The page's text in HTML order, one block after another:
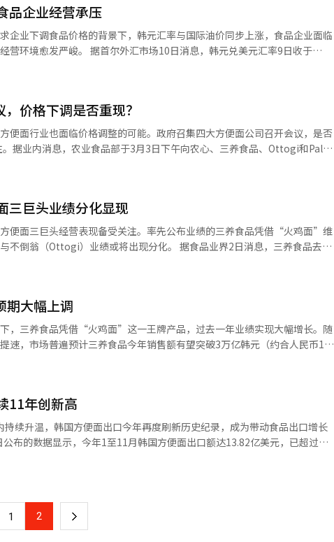
较小，主要依托线下渠道铺货。2016年下半年产品在海外走红后，中国消
东、天猫等主流电商平台。进入初期，公司着力深耕线上市场，借助微博、
，并面向年轻消费群体开展“Go to School”校园推广活动，通过试吃、竞
措推动中国市场销售额快速增长，2017年出口额较前一年实现翻倍。自
线下分销网络，此后中国市场在公司出口中的占比长期维持在40%至
持续向二三线城市拓展，同步借助零食渠道、电商平台等多元渠道扩大市场
在浙江嘉兴建设首个海外生产基地，总投资2072亿韩元（约合人民币9.4亿
向中国本土市场供应。 产品层面，火鸡面以韩式风味为核
异化竞争，逐步树立起高端方便面品牌形象。与此同时，公司持续推进产品
多元口味，并拓展火鸡辣酱、伽酱乐、MEP、Tangle等多个品牌线。近
达到29.3亿元。三养食品方面表示，受宏观环境变化及公司全球业务结构
的占比已由50%回落至30%，但中国依然是公司最重要的海外市场之一，对
续改善，韩国食品
升。未来，除火鸡面外，公司旗下其他品牌在华的增长潜力同样值得期待。
的重要时刻。※ 本报道经人工智能（AI）系统翻译与编辑。
，增加了产品重量以满足消费者需求，并通过社交媒体扩大品牌影响力。
味”加速市场扩张。去年推出的맵탱品牌已在市场站稳脚跟，今年有望在竞
场的重视源于其快速增长。根据韩国农水产食品流通公社的数据，国内拌面
2023年的约1800亿韩元。业内人士表示：“随着汤面市场进入成熟阶段，
差异化和营销竞争将更加激烈。”※ 本报道经人工智能（AI）系统翻译与编
品企业经营承压
企业下调食品价格的背景下，韩元汇率与国际油价同步上涨，食品企业面临
日消息，韩元兑美元汇率9日收于
，盘中一度触及1499.2韩元，逼近1500韩元关口，为2009年全球金融危机
加重企业成本负担。受近期中东
元。燃料价格上升不仅推高海运运输费用，也增加了工厂冷冻、冷藏等设备
的包装材料价格上涨。业内普遍认为，当汇率与油价同时走高时，食品企业
倒翁、八道等主要方便面企业举行座谈会，讨论食品价格走势及行业经营情
原料可能存在的价格串通行为。随后，制粉和制糖企业相继下调供货价格。
原料的商品价格维持不变，消费者将难以享受到原材料降价带来的好处，企
对食品企业进一步强化降价压力。 在政策信号影响下，烘焙行
乐之日近期相继宣布下调部分面包及蛋糕价格，其中部分蛋糕产品单款降价
普遍认为，这是企业对政府稳定物价政策的回应。 此外，韩国公平
来的整体成本压力影响，相关企业态度仍较为谨慎。 一位大型食品企
量波动较大，仅依据部分原材料价格下降就下调产品价格并不现实。另一家
已形成“降价或至少保持价格稳定”的政策氛围，但在成本压力依然较高的
价格下调是否重现？
便面行业也面临价格调整的可能。政府召集四大方便面公司召开会议，是否
据业内消息，农业食品部于3月3日下午向农心、三养食品、Ottogi和Paldo
下午在首尔站附近举行，农业食品部的食品科技政策负责人将出席。这是面
降价计划。相反，农心和三养食品则没有降价计划，理由是除了面粉，人工
2023年7月降价以来，价格一直未上涨，人工和电费仍然高企，因此没有降
粉，原材料价格波动、国际油价和汇率等因素也需考虑。农心生产的方便面
导致利润下降，2023年7月降价时，农心的营业利润率从5-6%降至3%。去
恢复到之前水平。食品行业部分人士认为，这次会议可能会改变局面。政
到国际面粉价格下降后，方便面价格需要下调，行业迅速响应。农心将辛拉
均降价5.0%，三养食品将12种产品平均降价4.7%。食品行业人士表示，
很难不跟随。此外，农业食品部在与四大方便面公司会议前，于3月4日下午
等主要食用油企业举行了物价稳定会议。农业食品部表示，正在与企业沟
别管理工作组。※ 本报道经人工智能（AI）系统翻译与编辑。
三巨头业绩分化显现
便面三巨头经营表现备受关注。率先公布业绩的三养食品凭借“火鸡面”维
绩或将出现分化。 据食品业界2日消息，三养食品去年
13.7亿元），达2.3518万亿韩元，营业利润为5239亿韩元，分别同比增长
事业报
主要源于销售额与利润出现大幅变动。按照相关规定，若销售额或损益结构
需在股东大会召开6周前公布业绩。在此背景下，市场普遍认为，尚未公布
额预计为3.5207万亿韩元，营
和16.2%。为强化海外布局，农心去年邀请女团aespa担任“辛拉面”全
市场预计去年销售额为3.6855万亿韩元，同比增长4.2%，但营业利润仅约
尽管公司通过向仁川国际机场供应方便面、邀请防弹少年团（BTS）成员金
及促销费用增加，盈利能力仍不理想。 业内人士指出，当前业绩
同。随着韩国方便面加速进军海外市场，今年业绩也将取决于各公司在全球
期大幅上调
，三养食品凭借“火鸡面”这一王牌产品，过去一年业绩实现大幅增长。随
速，市场普遍预计三养食品今年销售额有望突破3万亿韩元（约合人民币145
月韩国方便面出口额达13.82亿美元，同比增长21.4%。业内普遍认为，三
，达到5105亿韩
额的81%。截至去年第三季度，累计海外销售额已达1.37万亿韩元，超过
业利润为3850亿韩元，同样超过2023年全年（3446亿韩元）。 分析认
90%，在完成中西部开市客（Costco）入驻后，正向东部地区扩展，整体
入荷兰阿尔伯特海恩（Albert Heijn）、德国REWE以及英国最大零售渠道
11年创新高
续升温，韩国方便面出口今年再度刷新历史纪录，成为带动食品出口增长
年创下年度出口新高。 十年前，韩国方便面在海外的主要
互推动。火鸡面辣味挑战视频在社交媒体上风靡一时，K-POP和韩剧中的日
活方式。 其中，“辣味”被视为韩国方便面的核心特
一种社交消费“内容”。在海外年轻一代中，“火鸡面挑战”蔚然成风，方便
1 2 下